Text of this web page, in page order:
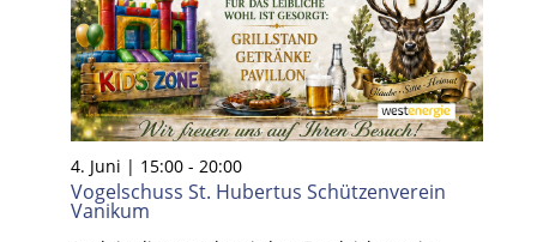
4. Juni | 15:00- 20:00
Vogelschuss St. Hubertus Schützenverein
Vanikum